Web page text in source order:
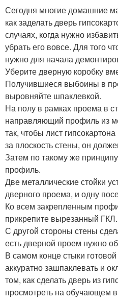
Сегодня многие домашние
как заделать дверь
случаях, когда нужно
убрать его вовсе. Для того
нужно для начала
Уберите дверную коробку
Получившиеся выбоины в
выровняйте шпаклевкой.
На полу в рамках проема в
направляющий профиль из
так, чтобы лист
за плоскость стены, он
Затем по такому же
профиль.
Две металлические стойки
дверного проема, и одну
Ко всем закрепленным
прикрепите вырезанный ГКЛ.
С другой стороны стены
есть дверной проем нужно
В самом конце стыки
аккуратно зашпаклевать и
том, как сделать дверь из
просмотреть на обучающем